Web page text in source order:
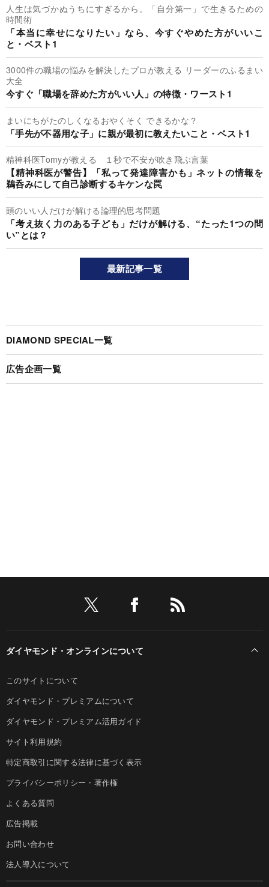
人生は気づかぬうちにすぎるから。「自分第一」で生きるための
時間術
「本当に幸せになりたい」なら、今すぐやめた方がいいこ
と・ベスト1
3000件の職場の悩みを解決したプロが教える リーダーのふるまい
大全
今すぐ「職場を辞めた方がいい人」の特徴・ワースト1
まいにちがたのしくなるおやくそく できるかな？
「手先が不器用な子」に親が最初に教えたいこと・ベスト1
精神科医Tomyが教える １秒で不安が吹き飛ぶ言葉
【精神科医が警告】「私って発達障害かも」ネットの情報を
鵜呑みにして自己診断するキケンな罠
頭のいい人だけが解ける論理的思考問題
「考え抜く力のある子ども」だけが解ける、“たった1つの問
い”とは？
最新記事一覧
DIAMOND SPECIAL一覧
広告企画一覧
ダイヤモンド・オンラインについて
このサイトについて
ダイヤモンド・プレミアムについて
ダイヤモンド・プレミアム活用ガイド
サイト利用規約
特定商取引に関する法律に基づく表示
プライバシーポリシー・著作権
よくある質問
広告掲載
お問い合わせ
法人導入について